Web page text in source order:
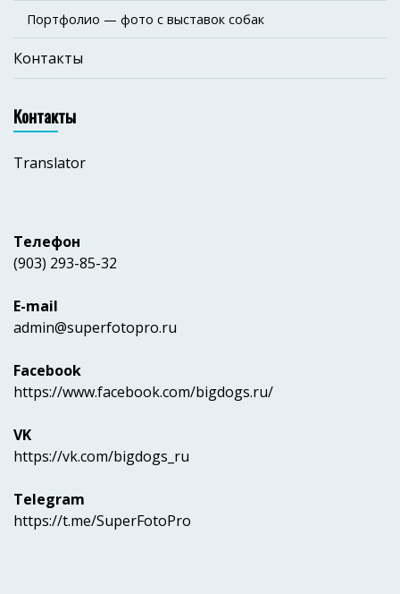
Портфолио — фото с выставок собак
Контакты
Контакты
Translator
Телефон
(903) 293-85-32
E-mail
admin@superfotopro.ru
Facebook
https://www.facebook.com/bigdogs.ru/
VK
https://vk.com/bigdogs_ru
Telegram
https://t.me/SuperFotoPro